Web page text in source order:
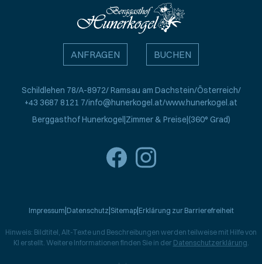
ANFRAGEN BUCHEN
Schildlehen 78 A-8972 Ramsau am Dachstein Österreich
+43 3687 8121 7 info@hunerkogel.at www.hunerkogel.at
Berggasthof Hunerkogel Zimmer & Preise (360° Grad)
Impressum Datenschutz Sitemap Erklärung zur Barrierefreiheit
Hinweis: Bildtitel, Alt-Texte und Beschreibungen werden teilweise mit Hilfe von
KI erstellt. Weitere Informationen finden Sie in der Datenschutzerklärung.